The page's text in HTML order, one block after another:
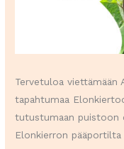
Tervetuloa
tapahtumaa
tutustumaan puistoon
Elonkierron pääportilta